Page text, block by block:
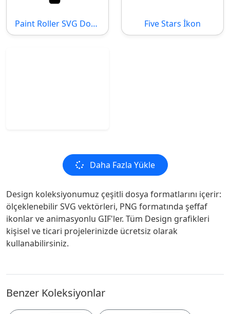
Paint Roller SVG Dosyası Five Stars İkon
Daha Fazla Yükle
Design koleksiyonumuz çeşitli dosya formatlarını içerir:
ölçeklenebilir SVG vektörleri, PNG formatında şeffaf
ikonlar ve animasyonlu GIF'ler. Tüm Design grafikleri
kişisel ve ticari projelerinizde ücretsiz olarak
kullanabilirsiniz.
Benzer Koleksiyonlar